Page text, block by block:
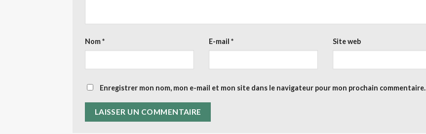
Nom* E-mail * Site web
Enregistrer mon nom, mon e-mail et mon site dans le navigateur pour mon prochain commentaire.